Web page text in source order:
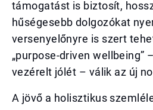
támogatást is biztosít,
hűségesebb dolgozókat
versenyelőnyre is szert
„purpose-driven wellbeing”
vezérelt jólét – válik az új
A jövő a holisztikus